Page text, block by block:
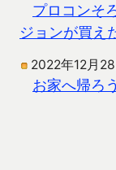
プロコンそ
ジョンが買え
2022年12月28
お家へ帰ろ